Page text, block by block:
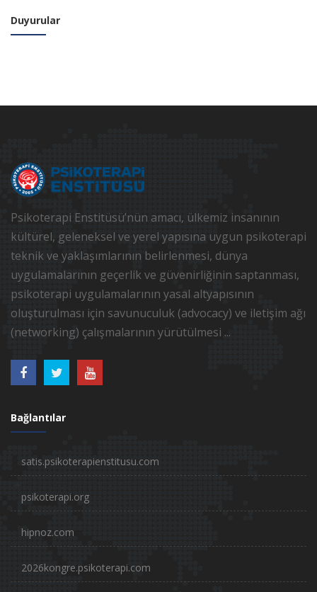
Duyurular
Psikoterapi Enstitüsü’nün amacı, ülkemiz insanının
kültürel, geleneksel ve yerel yapısına uygun psikoterapi
teknik ve yaklaşımlarının belirlenmesi, dünya
uygulamalarının geçerlik ve güvenirliğinin saptanması,
psikoterapi uygulamalarının yasal altyapısının
oluşturulması için savunuculuk (advocacy) ve iletişim ağı
(networking) çalışmalarının yürütülmesi ...
Bağlantılar
satis.psikoterapienstitusu.com
psikoterapi.org
hipnoz.com
2026kongre.psikoterapi.com